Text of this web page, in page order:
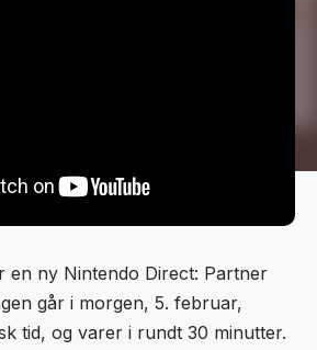
en ny Nintendo Direct: Partner
går i morgen, 5. februar,
tid, og varer i rundt 30 minutter.